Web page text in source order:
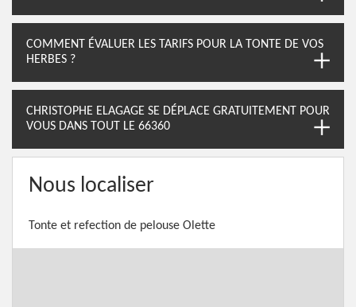
COMMENT ÉVALUER LES TARIFS POUR LA TONTE DE VOS
HERBES ?
CHRISTOPHE ELAGAGE SE DÉPLACE GRATUITEMENT POUR
VOUS DANS TOUT LE 66360
Nous localiser
Tonte et refection de pelouse Olette